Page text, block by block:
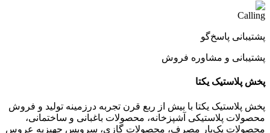
پشتیبانی پاسخ‌گو
پشتیبانی و مشاوره فروش
پخش پلاستیک یکتا
پخش پلاستیک یکتا با بیش از ربع قرن تجربه درزمینه تولید و فروش
محصولات پلاستیکی آشپزخانه، محصولات باغبانی و ساختمانی،
محصولات یک‌بار مصرف، محصولات گازی، سرویس جهیزیه عروس